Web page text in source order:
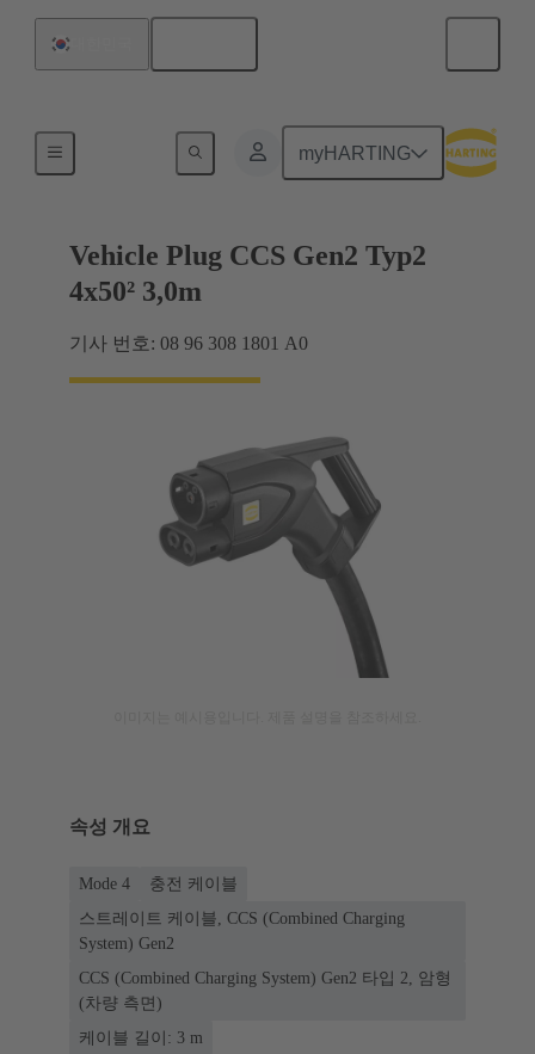
myHARTING
Vehicle Plug CCS Gen2 Typ2
4x50² 3,0m
기사 번호: 08 96 308 1801 A0
속성 개요
Mode 4
충전 케이블
스트레이트 케이블, CCS (Combined Charging
System) Gen2
CCS (Combined Charging System) Gen2 타입 2, 암형
(차량 측면)
케이블 길이: 3 m